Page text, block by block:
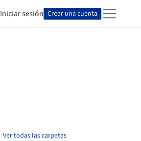
Iniciar sesión Crear una cuenta
Ver todas las carpetas